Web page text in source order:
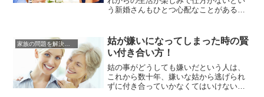
う新婚さんもひとつ心配なことがあるで
る男性とは今までの付き合いもあります
し、自分で選んだ人ですからいいのです
が、姑さんはそういうわけではありませ
ん。彼の親だからと言って彼と性格...
家族の問題を解決する方法
姑が嫌いになってしまった時の賢
い付き合い方！
姑の事がどうしても嫌いだという人は、
これから数十年、嫌いな姑から逃げられ
ずに付き合っていかなくてはいけないと